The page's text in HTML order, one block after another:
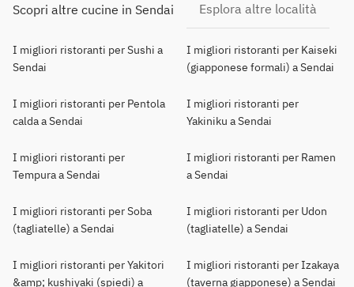
Scopri altre cucine in Sendai Esplora altre località
I migliori ristoranti per Sushi a
Sendai
I migliori ristoranti per Kaiseki
(giapponese formali) a Sendai
I migliori ristoranti per Pentola
calda a Sendai
I migliori ristoranti per
Yakiniku a Sendai
I migliori ristoranti per
Tempura a Sendai
I migliori ristoranti per Ramen
a Sendai
I migliori ristoranti per Soba
(tagliatelle) a Sendai
I migliori ristoranti per Udon
(tagliatelle) a Sendai
I migliori ristoranti per Yakitori
&amp; kushiyaki (spiedi) a
I migliori ristoranti per Izakaya
(taverna giapponese) a Sendai